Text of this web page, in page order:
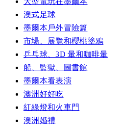
澳式足球
墨爾本戶外冒險篇
市場、展覽和櫻桃塗鴉
乒乓球、3D 暈和咖啡暈
船、監獄、圖書館
墨爾本看表演
澳洲好好吃
紅綠燈和火車門
澳洲婚禮